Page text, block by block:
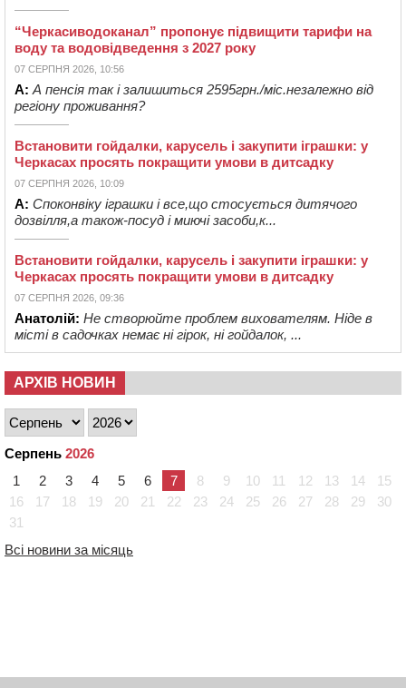
“Черкасиводоканал” пропонує підвищити тарифи на
воду та водовідведення з 2027 року
07 СЕРПНЯ 2026, 10:56
А: А пенсія так і залишиться 2595грн./міс.незалежно від
регіону проживання?
Встановити гойдалки, карусель і закупити іграшки: у
Черкасах просять покращити умови в дитсадку
07 СЕРПНЯ 2026, 10:09
А: Споконвіку іграшки і все,що стосується дитячого
дозвілля,а також-посуд і миючі засоби,к...
Встановити гойдалки, карусель і закупити іграшки: у
Черкасах просять покращити умови в дитсадку
07 СЕРПНЯ 2026, 09:36
Анатолій: Не створюйте проблем вихователям. Ніде в
місті в садочках немає ні гірок, ні гойдалок, ...
АРХІВ НОВИН
Серпень 2026
1
2 3 4 5 6 7 8 9 10 11 12 13 14
15
16
17 18 19 20 21 22 23 24 25 26 27 28 29
30
31
Всі новини за місяць